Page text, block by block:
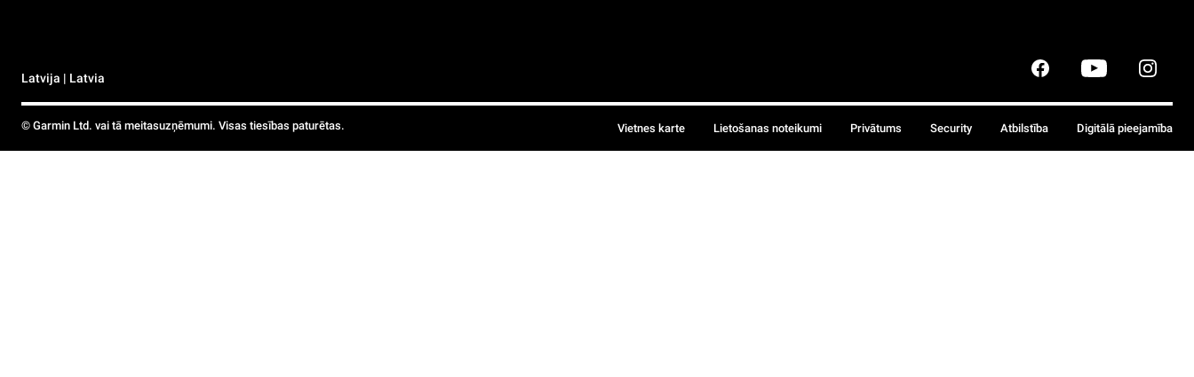
Latvija | Latvia
© Garmin Ltd. vai tā meitasuzņēmumi. Visas tiesības paturētas. Vietnes karte Lietošanas noteikumi Privātums Security Atbilstība Digitālā pieejamība